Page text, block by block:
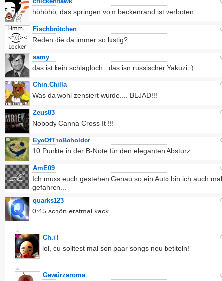
höhöhö, das springen vom beckenrand ist verboten
Fischbrötchen
Reden die da immer so lustig?
samy
das ist kein schlagloch.. das isn russischer Yakuzi :)
Chin.Chilla
Was da wohl zensiert wurde.... BLJAD!!!
Zeus83
Nobody Canna Cross It !!!
EyeOfTheBeholder
10 Punkte in der B-Note für den eleganten Absturz
AmE09
Ich muss euch gestehen.Genau so ein Auto bin ich auch mal
gefahren...
quarks123
0:45 schön erstmal kack
Ch.ill
lol, du solltest mal son paar songs neu betiteln!
Gewürzaroma